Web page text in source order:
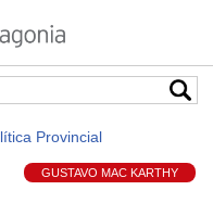
Provincial
GUSTAVO MAC KARTHY